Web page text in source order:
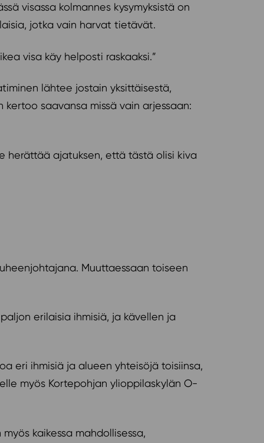
visassa kolmannes kysymyksistä on
jotka vain harvat tietävät.
visa käy helposti raskaaksi.”
lähtee jostain yksittäisestä,
saavansa missä vain arjessaan:
herättää ajatuksen, että tästä olisi kiva
Muuttaessaan toiseen
erilaisia ihmisiä, ja kävellen ja
eri ihmisiä ja alueen yhteisöjä toisiinsa,
myös Kortepohjan ylioppilaskylän O-
kaikessa mahdollisessa,